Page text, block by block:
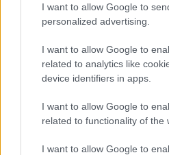
I want to allow Google to
personalized advertising.
I want to allow Google to
related to analytics like
device identifiers in apps.
I want to allow Google to
related to functionality of the
I want to allow Google to
Aktívak voltak a hétvégén a
pártok: a Momentum
Demokratikus Koalíció
leglényegesebbek azonban
Ferenc és a visszatérő
voltak. De miért lényeges